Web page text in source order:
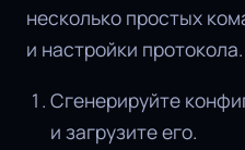
несколько простых
и настройки протокола.
Сгенерируйте
и загрузите его.